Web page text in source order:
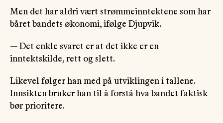
Men det har aldri vært strømmeinntektene som har
båret bandets økonomi, ifølge Djupvik.
— Det enkle svaret er at det ikke er en
inntektskilde, rett og slett.
Likevel følger han med på utviklingen i tallene.
Innsikten bruker han til å forstå hva bandet faktisk
bør prioritere.